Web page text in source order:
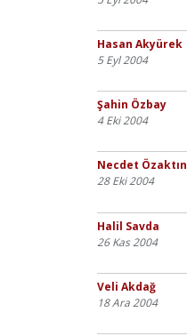
Hasan Akyürek
5 Eyl 2004
Şahin Özbay
4 Eki 2004
Necdet Özaktın
28 Eki 2004
Halil Savda
26 Kas 2004
Veli Akdağ
18 Ara 2004